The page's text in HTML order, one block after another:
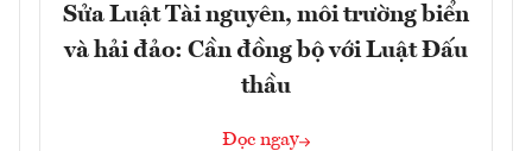
Sửa Luật Tài nguyên, môi trường biển
và hải đảo: Cần đồng bộ với Luật Đấu
thầu
Đọc ngay